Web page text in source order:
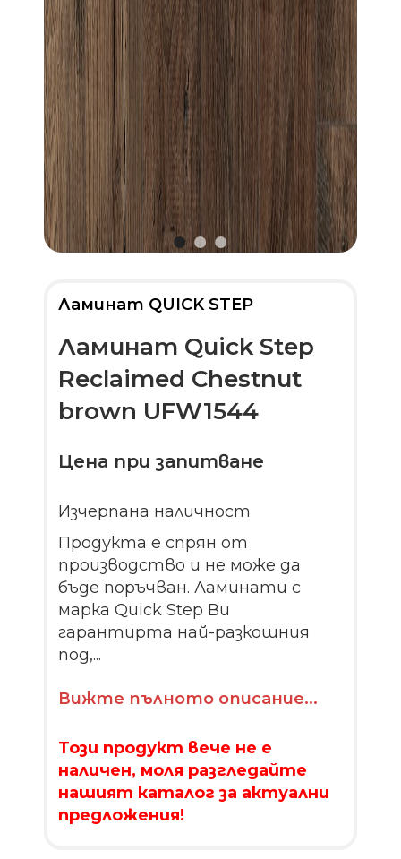
Ламинат QUICK STEP
Ламинат Quick Step
Reclaimed Chestnut
brown UFW1544
Цена при запитване
Изчерпана наличност
Продукта е спрян от
производство и не може да
бъде поръчван. Ламинати с
марка Quick Step Ви
гарантирта най-разкошния
под,...
Вижте пълното описание...
Този продукт вече не е
наличен, моля разгледайте
нашият каталог за актуални
предложения!